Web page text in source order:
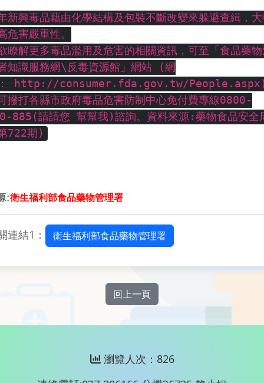
新興毒品藉由化學結構及包裝不斷改變來躲避查緝，
危害嚴重性。
瞭解更多毒品濫用及危害的相關資訊，可至「食品藥
知識服務網\反毒資源館」網站 (網
http://consumer.fda.gov.tw/
撥打各縣市政府毒品危害防制中心免付費專線0800-
885(請請您 幫幫我)諮詢。資料來源:藥物食品安全
722期)
:衛生福利部食品藥物管理署
連結1： 衛生福利部食品藥物管理署
回上一頁
瀏覽人次：826